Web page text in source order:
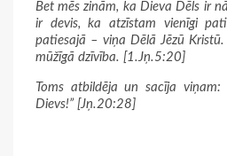
Bet mēs zinām, ka Dieva Dēls ir
ir devis, ka atzīstam vienīgi
patiesajā – viņa Dēlā Jēzū
mūžīgā dzīvība. [1.Jņ.5:20]
Toms atbildēja un sacīja
Dievs!” [Jņ.20:28]